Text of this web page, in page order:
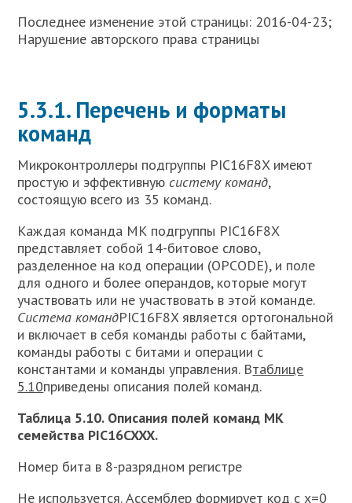
Последнее изменение этой страницы: 2016-04-23;
Нарушение авторского права страницы
5.3.1. Перечень и форматы
команд
Микроконтроллеры подгруппы PIC16F8X имеют
простую и эффективную систему команд,
состоящую всего из 35 команд.
Каждая команда МК подгруппы PIC16F8X
представляет собой 14-битовое слово,
разделенное на код операции (OPCODE), и поле
для одного и более операндов, которые могут
участвовать или не участвовать в этой команде.
Система командPIC16F8X является ортогональной
и включает в себя команды работы с байтами,
команды работы с битами и операции с
константами и команды управления. Втаблице
5.10приведены описания полей команд.
Таблица 5.10. Описания полей команд МК
семейства PIC16CXXX.
Номер бита в 8-разрядном регистре
Не используется. Ассемблер формирует код с x=0